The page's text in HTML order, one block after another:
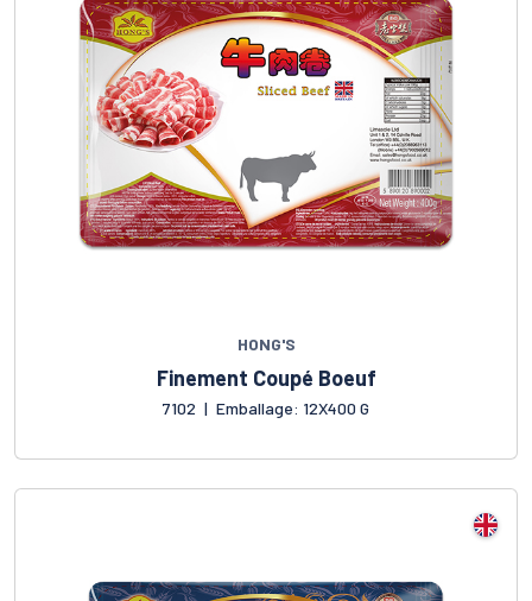
HONG'S
Finement Coupé Boeuf
7102 | Emballage: 12X400 G